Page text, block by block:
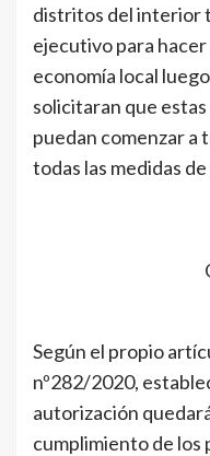
distritos del interior
ejecutivo para hacer
economía local
solicitaran que
puedan comenzar a
todas las medidas
Según el propio
nº282/2020,
autorización
cumplimiento de los